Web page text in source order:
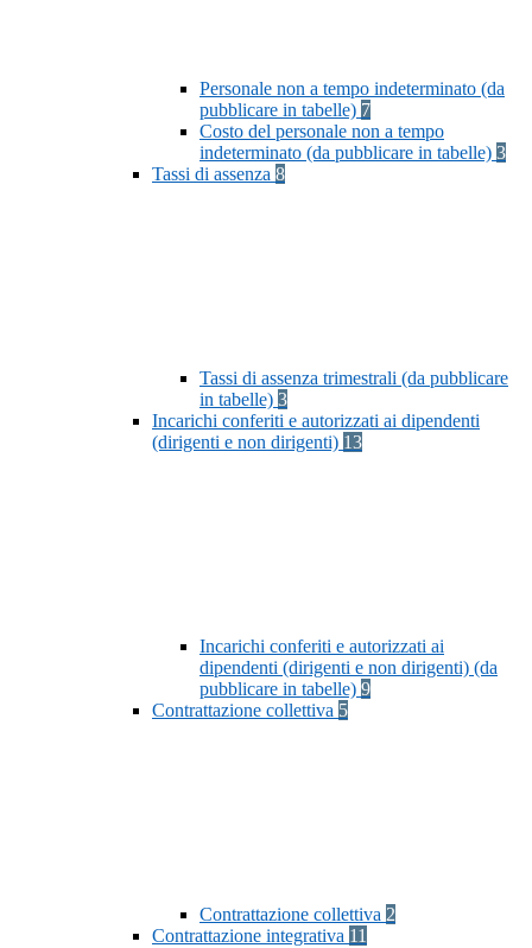
Personale non a tempo indeterminato (da
pubblicare in tabelle) 7
Costo del personale non a tempo
indeterminato (da pubblicare in tabelle) 3
Tassi di assenza 8
Tassi di assenza trimestrali (da pubblicare
in tabelle) 3
Incarichi conferiti e autorizzati ai dipendenti
(dirigenti e non dirigenti) 13
Incarichi conferiti e autorizzati ai
dipendenti (dirigenti e non dirigenti) (da
pubblicare in tabelle) 9
Contrattazione collettiva 5
Contrattazione collettiva 2
Contrattazione integrativa 11